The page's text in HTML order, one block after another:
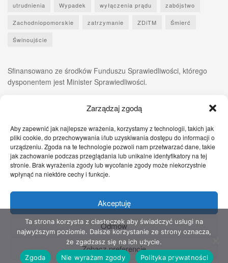
Zarządzaj zgodą
Aby zapewnić jak najlepsze wrażenia, korzystamy z technologii, takich jak
pliki cookie, do przechowywania i/lub uzyskiwania dostępu do informacji o
urządzeniu. Zgoda na te technologie pozwoli nam przetwarzać dane, takie
jak zachowanie podczas przeglądania lub unikalne identyfikatory na tej
stronie. Brak wyrażenia zgody lub wycofanie zgody może niekorzystnie
wpłynąć na niektóre cechy i funkcje.
Akceptuję
Odmów
Zobacz preferencje
utrudnienia Wypadek wyłączenia prądu zabójstwo
Zachodniopomorskie zatrzymanie ZDiTM Śmierć
Świnoujście
Sfinansowano ze środków Funduszu Sprawiedliwości, którego
dysponentem jest Minister Sprawiedliwości.
Zgłoś nam! Szczecińskie Wiadomości Sport
Zdrowie
Prawo
Pomoc Prawna Kontakt
Copyright © 2022 Stowarzyszenie Przyjaciół Zdrowia - Wszelkie prawa
zastrzeżone
Ta strona korzysta z ciasteczek aby świadczyć usługi na
najwyższym poziomie. Dalsze korzystanie ze strony oznacza,
że zgadzasz się na ich użycie.
Zgoda
Nie wyrażam zgody Polityka prywatności